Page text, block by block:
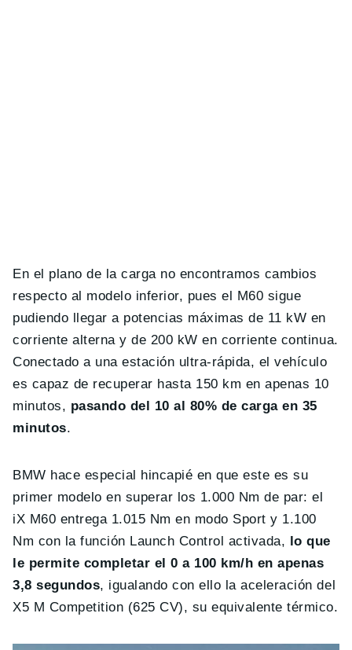
En el plano de la carga no encontramos cambios
respecto al modelo inferior, pues el M60 sigue
pudiendo llegar a potencias máximas de 11 kW en
corriente alterna y de 200 kW en corriente continua.
Conectado a una estación ultra-rápida, el vehículo
es capaz de recuperar hasta 150 km en apenas 10
minutos, pasando del 10 al 80% de carga en 35
minutos.
BMW hace especial hincapié en que este es su
primer modelo en superar los 1.000 Nm de par: el
iX M60 entrega 1.015 Nm en modo Sport y 1.100
Nm con la función Launch Control activada, lo que
le permite completar el 0 a 100 km/h en apenas
3,8 segundos, igualando con ello la aceleración del
X5 M Competition (625 CV), su equivalente térmico.